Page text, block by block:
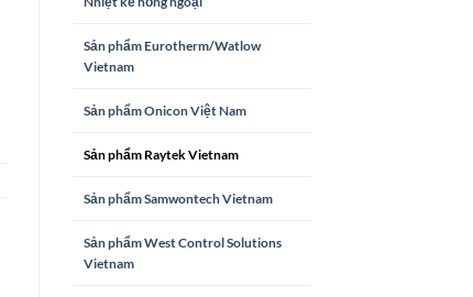
Sản phẩm Eurotherm/Watlow
Vietnam
Sản phẩm Onicon Việt Nam
Sản phẩm Raytek Vietnam
Sản phẩm Samwontech Vietnam
Sản phẩm West Control Solutions
Vietnam